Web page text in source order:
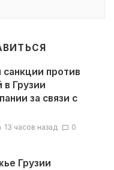
против
в Грузии
за связи с
13 часов назад 0
Грузии